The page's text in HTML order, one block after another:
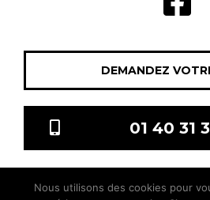
DEMANDEZ
01 40 31
Nous utilisons des cookies pour